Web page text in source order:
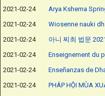
2021-02-24
Arya Kshema
2021-02-24
Wiosenne nauki
2021-02-24
아니 찌최 법문
2021-02-24
Enseignement du
2021-02-24
Enseñanzas de
2021-02-24
PHÁP HỘI MÙA